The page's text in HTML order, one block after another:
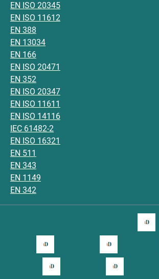
EN ISO 20345
EN ISO 11612
EN 388
EN 13034
EN 166
EN ISO 20471
EN 352
EN ISO 20347
EN ISO 11611
EN ISO 14116
IEC 61482-2
EN ISO 16321
EN 511
EN 343
EN 1149
EN 342